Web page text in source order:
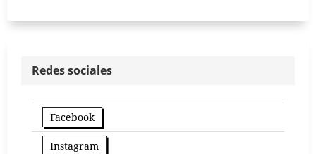
Redes sociales
Facebook
Instagram